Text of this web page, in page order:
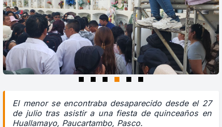
El menor se encontraba desaparecido desde el 27
de julio tras asistir a una fiesta de quinceaños en
Huallamayo, Paucartambo, Pasco.